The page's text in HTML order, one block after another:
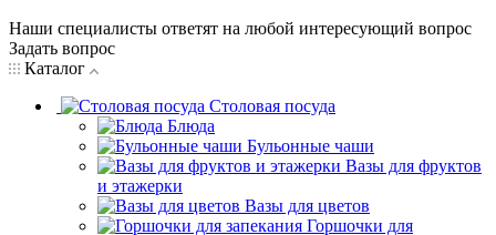
Наши специалисты ответят на любой интересующий вопрос
Задать вопрос
Каталог
Столовая посуда
Блюда
Бульонные чаши
Вазы для фруктов
и этажерки
Вазы для цветов
Горшочки для